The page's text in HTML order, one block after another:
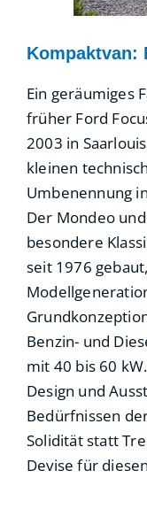
Kompaktvan:
Ein geräumiges
früher Ford
2003 in
kleinen
Umbenennung
Der Mondeo
besondere
seit 1976
Benzin- und
mit 40 bis 60 kW.
Design und
Bedürfnissen
Solidität statt
Devise für